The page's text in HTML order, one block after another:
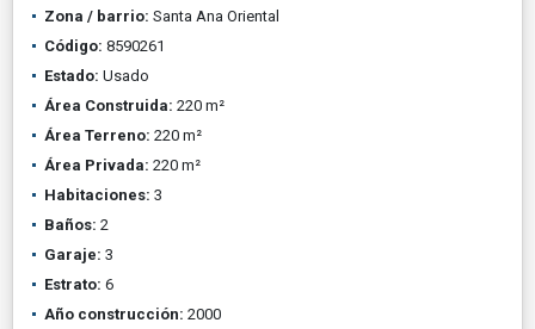
Zona / barrio: Santa Ana Oriental
Código: 8590261
Estado: Usado
Área Construida: 220 m²
Área Terreno: 220 m²
Área Privada: 220 m²
Habitaciones: 3
Baños: 2
Garaje: 3
Estrato: 6
Año construcción: 2000